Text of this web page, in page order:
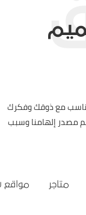
مع ذوقك وفكرك
مصدر إلهامنا وسبب
متاجر مواقع